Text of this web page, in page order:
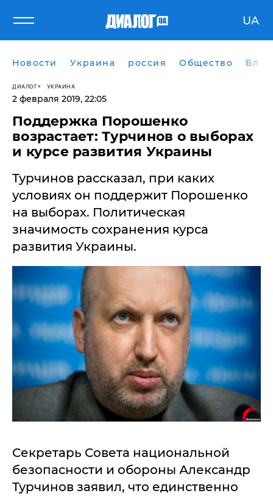
UA
Новости Украина россия Общество
ДИАЛОГ УКРАИНА
2 февраля 2019, 22:05
Поддержка Порошенко
возрастает: Турчинов о выборах
и курсе развития Украины
Турчинов рассказал, при каких
условиях он поддержит Порошенко
на выборах. Политическая
значимость сохранения курса
развития Украины.
Секретарь Совета национальной
безопасности и обороны Александр
Турчинов заявил, что единственно